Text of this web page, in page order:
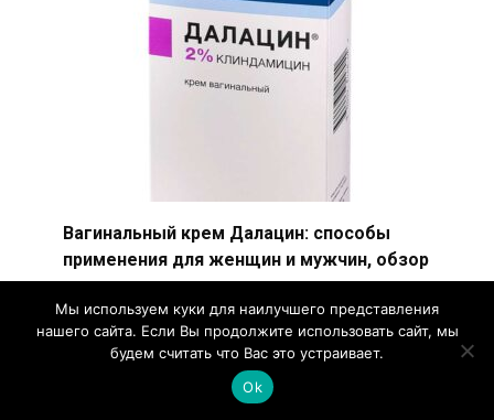
Вагинальный крем Далацин: способы
применения для женщин и мужчин, обзор
аналогов и отзывы
Вагинальный крем Далацин активно
используется в терапии гинекологических
заболеваний, спровоцированных
Мы используем куки для наилучшего представления
нашего сайта. Если Вы продолжите использовать сайт, мы
будем считать что Вас это устраивает.
Ok